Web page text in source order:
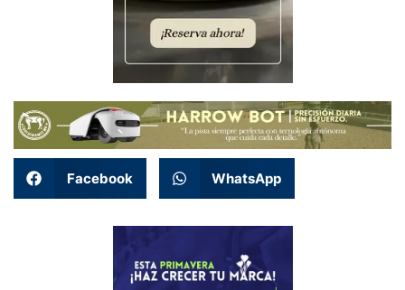
Facebook WhatsApp